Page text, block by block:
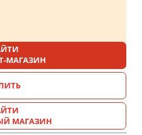
МАГАЗИН
МАГАЗИН